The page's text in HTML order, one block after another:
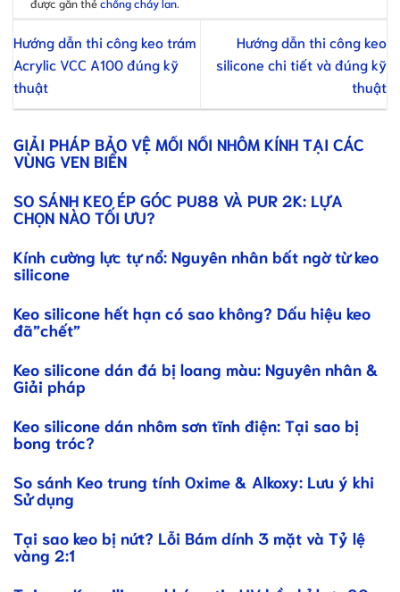
Hướng dẫn thi công keo trám
Acrylic VCC A100 đúng kỹ
thuật
Hướng dẫn thi công keo
silicone chi tiết và đúng kỹ
thuật
GIẢI PHÁP BẢO VỆ MỐI NỐI NHÔM KÍNH TẠI CÁC
VÙNG VEN BIỂN
SO SÁNH KEO ÉP GÓC PU88 VÀ PUR 2K: LỰA
CHỌN NÀO TỐI ƯU?
Kính cường lực tự nổ: Nguyên nhân bất ngờ từ keo
silicone
Keo silicone hết hạn có sao không? Dấu hiệu keo
đã”chết”
Keo silicone dán đá bị loang màu: Nguyên nhân &
Giải pháp
Keo silicone dán nhôm sơn tĩnh điện: Tại sao bị
bong tróc?
So sánh Keo trung tính Oxime & Alkoxy: Lưu ý khi
Sử dụng
Tại sao keo bị nứt? Lỗi Bám dính 3 mặt và Tỷ lệ
vàng 2:1